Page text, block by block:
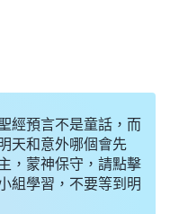
經預言不是童話，而
天和意外哪個會先
，蒙神保守，請點擊
組學習，不要等到明